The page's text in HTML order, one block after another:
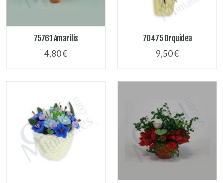
75761 Amarilis
4,80 €
70475 Orquídea
9,50 €